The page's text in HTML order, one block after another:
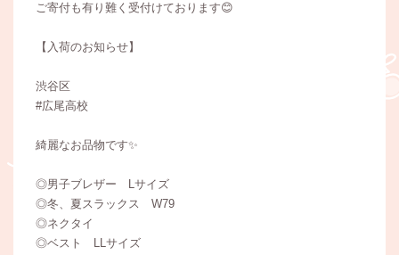
ご寄付も有り難く受付けております😊
【入荷のお知らせ】
渋谷区
#広尾高校
綺麗なお品物です✨
◎男子ブレザー Lサイズ
◎冬、夏スラックス W79
◎ネクタイ
◎ベスト LLサイズ